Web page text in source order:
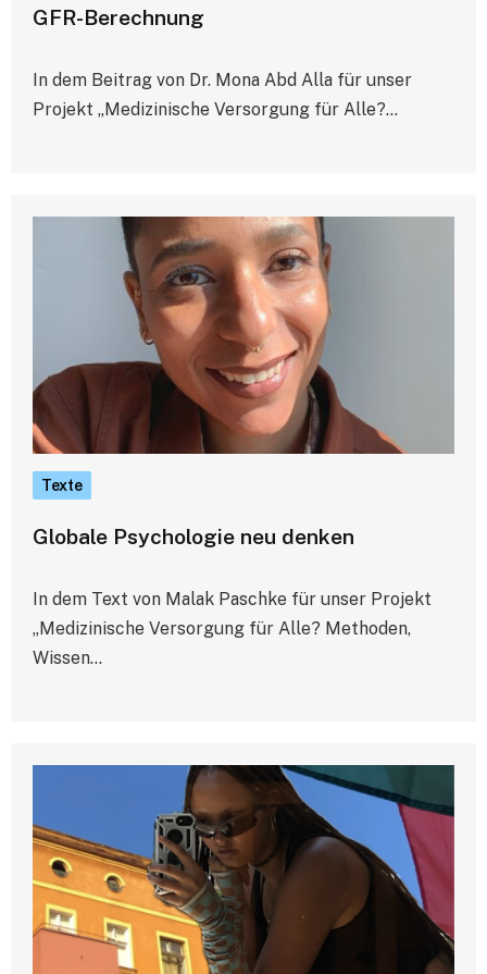
GFR-Berechnung
In dem Beitrag von Dr. Mona Abd Alla für unser
Projekt „Medizinische Versorgung für Alle?…
Texte
Globale Psychologie neu denken
In dem Text von Malak Paschke für unser Projekt
„Medizinische Versorgung für Alle? Methoden,
Wissen…